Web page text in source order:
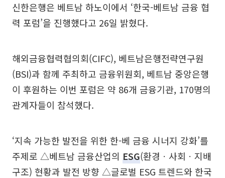
신한은행은 베트남 하노이에서 ‘한국-베트남 금융 협
력 포럼’을 진행했다고 26일 밝혔다.
해외금융협력협의회(CIFC), 베트남은행전략연구원
(BSI)과 함께 주최하고 금융위원회, 베트남 중앙은행
이 후원하는 이번 포럼은 약 86개 금융기관, 170명의
관계자들이 참석했다.
‘지속 가능한 발전을 위한 한-베 금융 시너지 강화’를
주제로 △베트남 금융산업의 ESG(환경ㆍ사회ㆍ지배
구조) 현황과 발전 방향 △글로벌 ESG 트렌드와 한국